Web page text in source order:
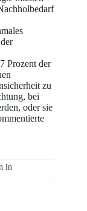
Prozent der
zu
bei
oder sie
in